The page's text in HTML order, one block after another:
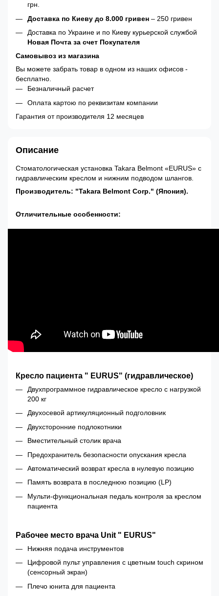
грн.
Доставка по Киеву до 8.000 гривен – 250 гривен
Доставка по Украине и по Киеву курьерской службой
Новая Почта за счет Покупателя
Самовывоз из магазина
Вы можете забрать товар в одном из наших офисов -
бесплатно.
Безналичный расчет
Оплата картою по реквизитам компании
Гарантия от производителя 12 месяцев
Описание
Стоматологическая установка Takara Belmont «EURUS» с
гидравлическим креслом и нижним подводом шлангов.
Производитель: "Takara Belmont Corp." (Япония).
Отличительные особенности:
Кресло пациента " EURUS" (гидравлическое)
Двухпрограммное гидравлическое кресло с нагрузкой
200 кг
Двухосевой артикуляционный подголовник
Двухсторонние подлокотники
Вместительный столик врача
Предохранитель безопасности опускания кресла
Автоматический возврат кресла в нулевую позицию
Память возврата в последнюю позицию (LP)
Мульти-функциональная педаль контроля за креслом
пациента
Рабочее место врача Unit " EURUS"
Нижняя подача инструментов
Цифровой пульт управления с цветным touch скрином
(сенсорный экран)
Плечо юнита для пациента